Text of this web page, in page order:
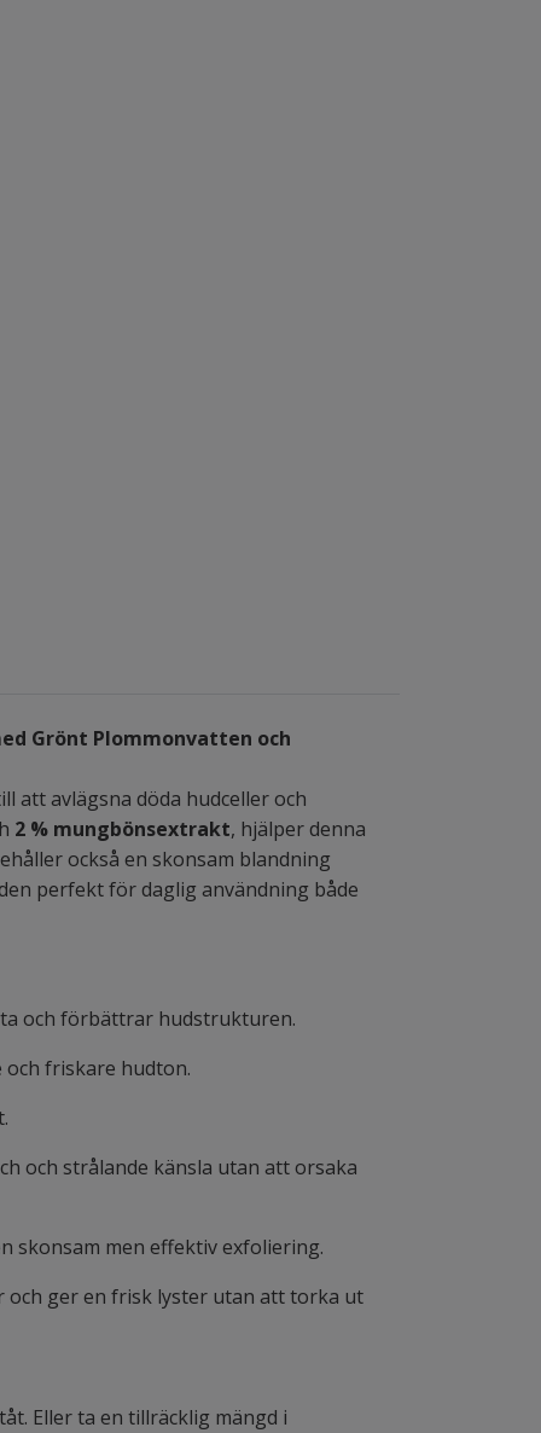
Grönt Plommonvatten och
att avlägsna döda hudceller och
2 % mungbönsextrakt, hjälper denna
också en skonsam blandning
perfekt för daglig användning både
och förbättrar hudstrukturen.
friskare hudton.
och strålande känsla utan att orsaka
skonsam men effektiv exfoliering.
ger en frisk lyster utan att torka ut
Eller ta en tillräcklig mängd i